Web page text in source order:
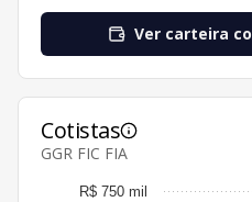
Ver carteira
Cotistas
GGR FIC FIA
R$ 750 mil